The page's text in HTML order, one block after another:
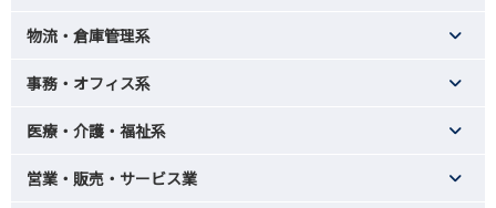
物流・倉庫管理系
事務・オフィス系
医療・介護・福祉系
営業・販売・サービス業